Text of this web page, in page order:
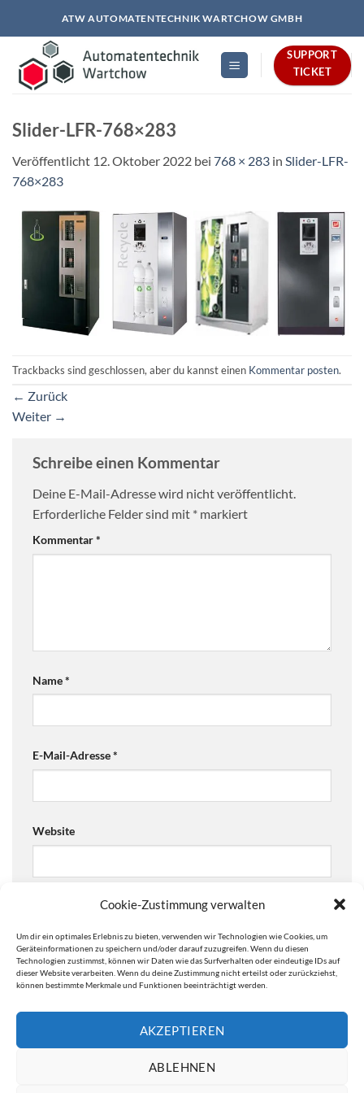
Cookie-Zustimmung verwalten
Um dir ein optimales Erlebnis zu bieten, verwenden wir Technologien wie Cookies, um
Geräteinformationen zu speichern und/oder darauf zuzugreifen. Wenn du diesen
Technologien zustimmst, können wir Daten wie das Surfverhalten oder eindeutige IDs auf
dieser Website verarbeiten. Wenn du deine Zustimmung nicht erteilst oder zurückziehst,
können bestimmte Merkmale und Funktionen beeinträchtigt werden.
AKZEPTIEREN
ABLEHNEN
springen
ATW AUTOMATENTECHNIK WARTCHOW GMBH
SUPPORT
TICKET
Slider-LFR-768×283
Veröffentlicht 12. Oktober 2022 bei 768 × 283 in Slider-LFR-
768×283
Trackbacks sind geschlossen, aber du kannst einen Kommentar posten.
← Zurück
Weiter →
Schreibe einen Kommentar
Deine E-Mail-Adresse wird nicht veröffentlicht.
Erforderliche Felder sind mit * markiert
Kommentar*
Name*
E-Mail-Adresse*
Website
Ja, füge mich zu der Mailingliste hinzu!
Are you human? Please solve: